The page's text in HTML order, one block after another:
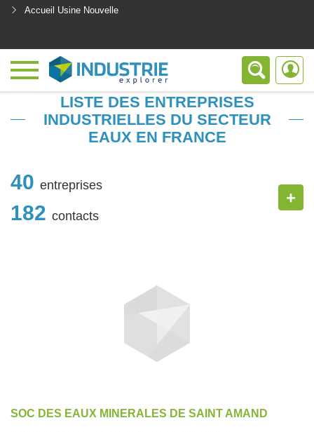
Accueil Usine Nouvelle
LISTE DES ENTREPRISES
INDUSTRIELLES DU SECTEUR
EAUX EN FRANCE
40 entreprises
182 contacts
+
SOC DES EAUX MINERALES DE SAINT AMAND